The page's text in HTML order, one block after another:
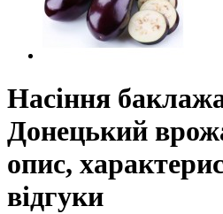
Насіння
Донецький
опис,
відгуки